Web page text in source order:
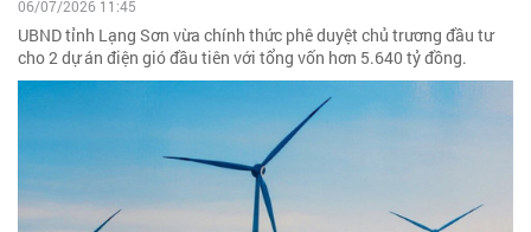
06/07/2026 11:45
UBND tỉnh Lạng Sơn vừa chính thức phê duyệt chủ trương đầu tư
cho 2 dự án điện gió đầu tiên với tổng vốn hơn 5.640 tỷ đồng.